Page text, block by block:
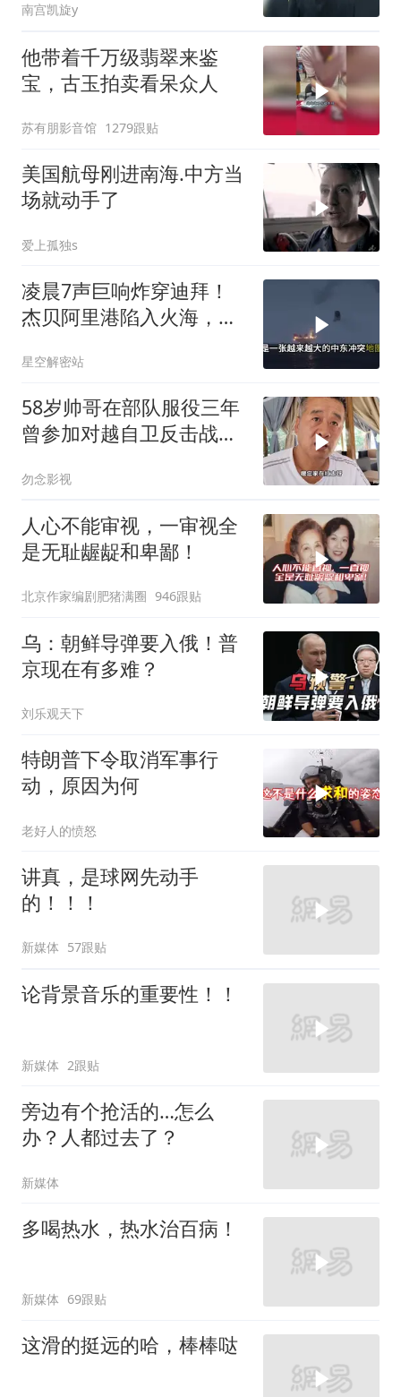
南宫凯旋y
他带着千万级翡翠来鉴
宝，古玉拍卖看呆众人
苏有朋影音馆 1279跟贴
美国航母刚进南海.中方当
场就动手了
爱上孤独s
凌晨7声巨响炸穿迪拜！
杰贝阿里港陷入火海，美
彻底心寒
星空解密站
58岁帅哥在部队服役三年
曾参加对越自卫反击战讲
勿念影视
人心不能审视，一审视全
是无耻龌龊和卑鄙！
北京作家编剧肥猪满圈 946跟贴
乌：朝鲜导弹要入俄！普
京现在有多难？
刘乐观天下
特朗普下令取消军事行
动，原因为何
老好人的愤怒
讲真，是球网先动手
的！！！
新媒体 57跟贴
论背景音乐的重要性！！
新媒体 2跟贴
旁边有个抢活的…怎么
办？人都过去了？
新媒体
多喝热水，热水治百病！
新媒体 69跟贴
这滑的挺远的哈，棒棒哒